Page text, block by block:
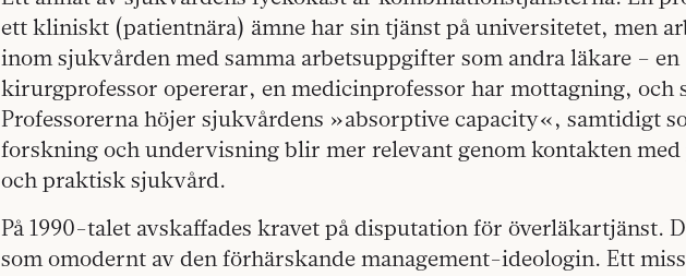
ett kliniskt (patientnära) ämne har sin tjänst på universitetet, men
inom sjukvården med samma arbetsuppgifter som andra läkare – en
kirurgprofessor opererar, en medicinprofessor har mottagning, och
Professorerna höjer sjukvårdens »absorptive capacity«, samtidigt
forskning och undervisning blir mer relevant genom kontakten
och praktisk sjukvård.
På 1990-talet avskaffades kravet på disputation för överläkartjänst.
som omodernt av den förhärskande management-ideologin. Ett